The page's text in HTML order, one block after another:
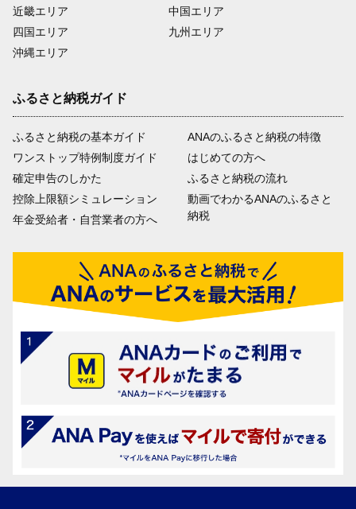
近畿エリア
四国エリア
沖縄エリア
中国エリア
九州エリア
ふるさと納税ガイド
ふるさと納税の基本ガイド
ワンストップ特例制度ガイド
確定申告のしかた
控除上限額シミュレーション
年金受給者・自営業者の方へ
ANAのふるさと納税の特徴
はじめての方へ
ふるさと納税の流れ
動画でわかるANAのふるさと
納税